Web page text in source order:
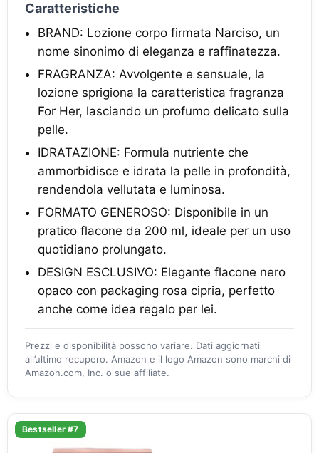
Caratteristiche
BRAND: Lozione corpo firmata Narciso, un
nome sinonimo di eleganza e raffinatezza.
FRAGRANZA: Avvolgente e sensuale, la
lozione sprigiona la caratteristica fragranza
For Her, lasciando un profumo delicato sulla
pelle.
IDRATAZIONE: Formula nutriente che
ammorbidisce e idrata la pelle in profondità,
rendendola vellutata e luminosa.
FORMATO GENEROSO: Disponibile in un
pratico flacone da 200 ml, ideale per un uso
quotidiano prolungato.
DESIGN ESCLUSIVO: Elegante flacone nero
opaco con packaging rosa cipria, perfetto
anche come idea regalo per lei.
Prezzi e disponibilità possono variare. Dati aggiornati
all’ultimo recupero. Amazon e il logo Amazon sono marchi di
Amazon.com, Inc. o sue affiliate.
Bestseller #7